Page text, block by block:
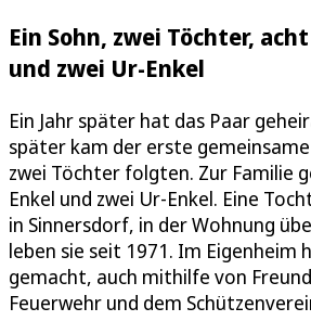
Ein Sohn, zwei Töchter,
und zwei Ur-Enkel
Ein Jahr später hat das Paar
später kam der erste
zwei Töchter folgten. Zur Familie
Enkel und zwei Ur-Enkel. Eine
in Sinnersdorf, in der Wohnung
leben sie seit 1971. Im Eigenheim
gemacht, auch mithilfe von
Feuerwehr und dem